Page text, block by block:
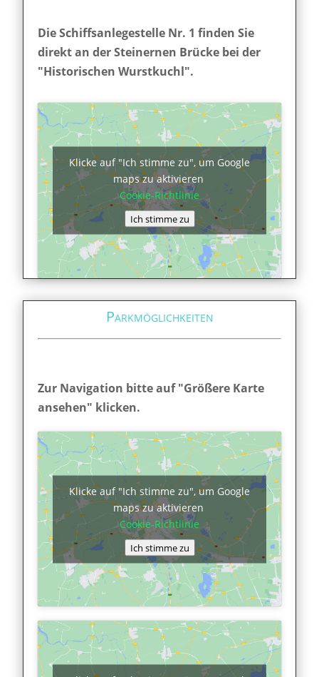
Die Schiffsanlegestelle Nr. 1 finden Sie
direkt an der Steinernen Brücke bei der
"Historischen Wurstkuchl".
Klicke auf "Ich stimme zu", um Google
maps zu aktivieren
Cookie-Richtlinie
Ich stimme zu
Parkmöglichkeiten
Zur Navigation bitte auf "Größere Karte
ansehen" klicken.
Klicke auf "Ich stimme zu", um Google
maps zu aktivieren
Cookie-Richtlinie
Ich stimme zu